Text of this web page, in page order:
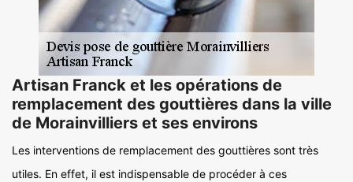
Artisan Franck et les opérations de
remplacement des gouttières dans la ville
de Morainvilliers et ses environs
Les interventions de remplacement des gouttières sont très
utiles. En effet, il est indispensable de procéder à ces